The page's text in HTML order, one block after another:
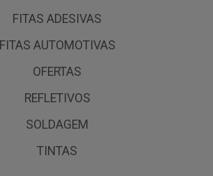
FITAS ADESIVAS
FITAS AUTOMOTIVAS
OFERTAS
REFLETIVOS
SOLDAGEM
TINTAS